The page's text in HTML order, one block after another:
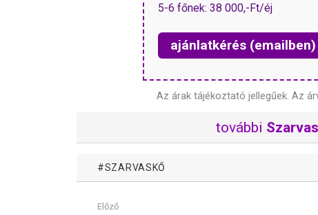
5-6 főnek: 38 000,-Ft/éj
ajánlatkérés (emailben)
Az árak tájékoztató jellegűek. Az
további
SZARVASKŐ
MutassElőző